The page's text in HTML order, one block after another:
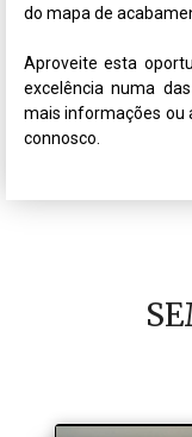
do mapa de
Aproveite esta
excelência numa
mais informações ou
connosco.